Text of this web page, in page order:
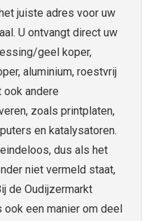
juiste adres voor uw
U ontvangt direct uw
geel koper,
aluminium, roestvrij
ook andere
zoals printplaten,
en katalysatoren.
dus als het
niet vermeld staat,
de Oudijzermarkt
een manier om deel